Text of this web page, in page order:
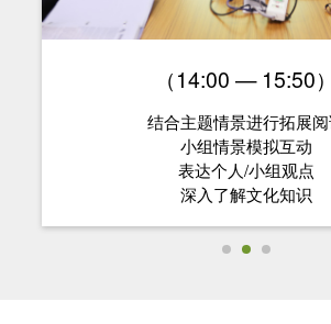
（14:00 — 15:50）
结合主题情景进行拓展
小组情景模拟互动
表达个人/小组观点
深入了解文化知识